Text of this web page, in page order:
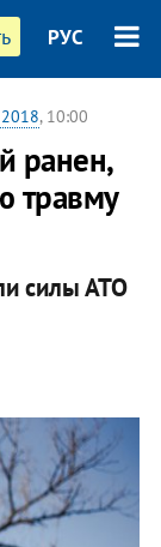
РУС
, 10:00
ранен,
травму
силы АТО